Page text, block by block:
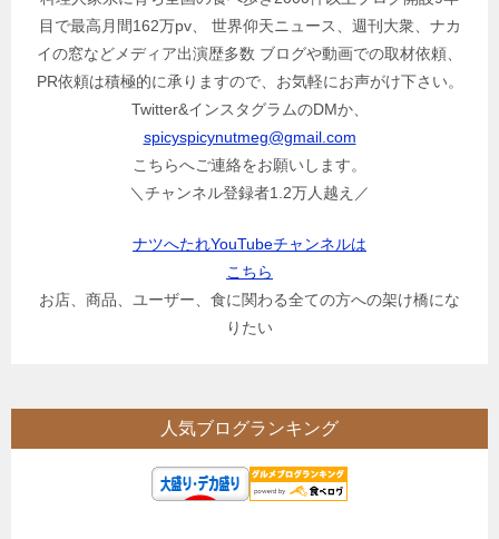
目で最高月間162万pv、 世界仰天ニュース、週刊大衆、ナカ
イの窓などメディア出演歴多数 ブログや動画での取材依頼、
PR依頼は積極的に承りますので、お気軽にお声がけ下さい。
Twitter&インスタグラムのDMか、
spicyspicynutmeg@gmail.com
こちらへご連絡をお願いします。
＼チャンネル登録者1.2万人越え／
ナツへたれYouTubeチャンネルは
こちら
お店、商品、ユーザー、食に関わる全ての方への架け橋にな
りたい
人気ブログランキング